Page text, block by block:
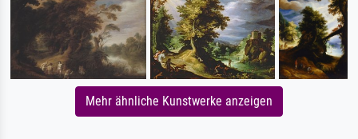
Mehr ähnliche Kunstwerke anzeigen